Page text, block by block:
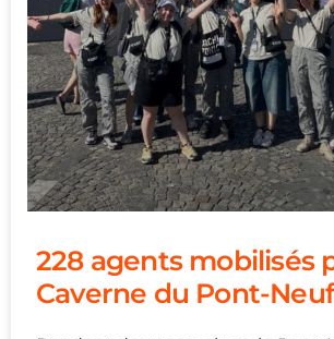
228 agents mobilisés
Caverne du Pont-Neuf